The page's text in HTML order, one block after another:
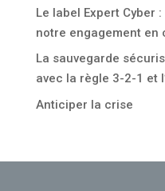
Le label Expert Cyber
notre engagement en
La sauvegarde
avec la règle 3-2-1 et
Anticiper la crise